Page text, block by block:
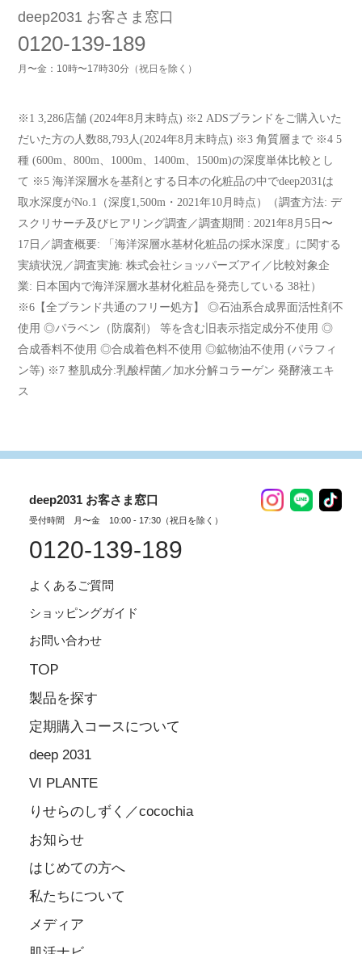
deep2031 お客さま窓口
0120-139-189
月〜金：10時〜17時30分（祝日を除く）
※1 3,286店舗 (2024年8月末時点) ※2 ADSブランドをご購入いた
だいた方の人数88,793人(2024年8月末時点) ※3 角質層まで ※4 5
種 (600m、800m、1000m、1400m、1500m)の深度単体比較とし
て ※5 海洋深層水を基剤とする日本の化粧品の中でdeep2031は
取水深度がNo.1（深度1,500m・2021年10月時点）（調査方法: デ
スクリサーチ及びヒアリング調査／調査期間 : 2021年8月5日〜
17日／調査概要: 「海洋深層水基材化粧品の採水深度」に関する
実績状況／調査実施: 株式会社ショッパーズアイ／比較対象企
業: 日本国内で海洋深層水基材化粧品を発売している 38社）
※6【全ブランド共通のフリー処方】 ◎石油系合成界面活性剤不
使用 ◎パラベン（防腐剤） 等を含む旧表示指定成分不使用 ◎
合成香料不使用 ◎合成着色料不使用 ◎鉱物油不使用 (パラフィ
ン等) ※7 整肌成分:乳酸桿菌／加水分解コラーゲン 発酵液エキ
ス
deep2031 お客さま窓口
受付時間 月〜金 10:00 - 17:30（祝日を除く）
0120-139-189
よくあるご質問
ショッピングガイド
お問い合わせ
TOP
製品を探す
定期購入コースについて
deep 2031
VI PLANTE
りせらのしずく／cocochia
お知らせ
はじめての方へ
私たちについて
メディア